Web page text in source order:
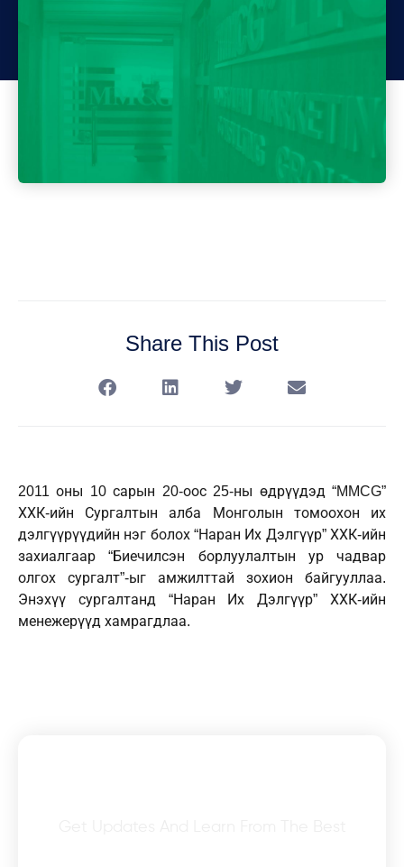
Share This Post
2011 оны 10 сарын 20-оос 25-ны өдрүүдэд “MMCG”
ХХК-ийн Сургалтын алба Монголын томоохон их
дэлгүүрүүдийн нэг болох “Наран Их Дэлгүүр” ХХК-ийн
захиалгаар “Биечилсэн борлуулалтын ур чадвар
олгох сургалт”-ыг амжилттай зохион байгууллаа.
Энэхүү сургалтанд “Наран Их Дэлгүүр” ХХК-ийн
менежерүүд хамрагдлаа.